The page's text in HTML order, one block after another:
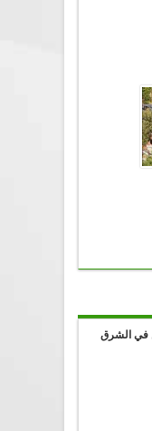
في الشرق